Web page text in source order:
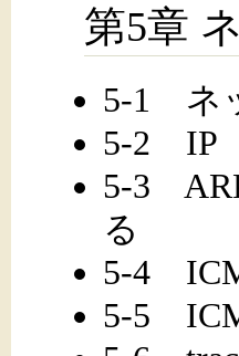
第5章
5-1 ネ
5-2 IP
5-3
る
5-4
5-5